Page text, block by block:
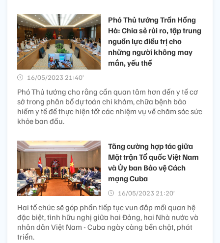
Phó Thủ tướng Trần Hồng
Hà: Chia sẻ rủi ro, tập trung
nguồn lực điều trị cho
những người không may
mắn, yếu thế
16/05/2023 21:40’
Phó Thủ tướng cho rằng cần quan tâm hơn đến y tế cơ
sở trong phân bổ dự toán chi khám, chữa bệnh bảo
hiểm y tế để thực hiện tốt các nhiệm vụ về chăm sóc sức
khỏe ban đầu.
Tăng cường hợp tác giữa
Mặt trận Tổ quốc Việt Nam
và Ủy ban Bảo vệ Cách
mạng Cuba
16/05/2023 21:20’
Hai tổ chức sẽ góp phần tiếp tục vun đắp mối quan hệ
đặc biệt, tình hữu nghị giữa hai Đảng, hai Nhà nước và
nhân dân Việt Nam - Cuba ngày càng bền chặt, phát
triển.